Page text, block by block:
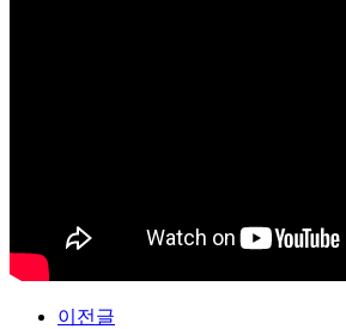
이전글